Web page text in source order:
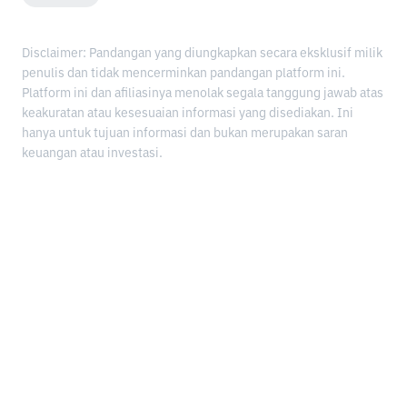
Disclaimer: Pandangan yang diungkapkan secara eksklusif milik
penulis dan tidak mencerminkan pandangan platform ini.
Platform ini dan afiliasinya menolak segala tanggung jawab atas
keakuratan atau kesesuaian informasi yang disediakan. Ini
hanya untuk tujuan informasi dan bukan merupakan saran
keuangan atau investasi.